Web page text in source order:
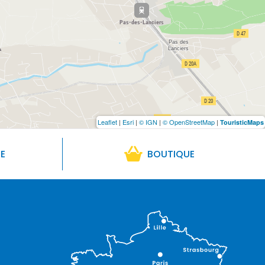
Leaflet | Esri | © IGN | © OpenStreetMap | TouristicMaps
BOUTIQUE